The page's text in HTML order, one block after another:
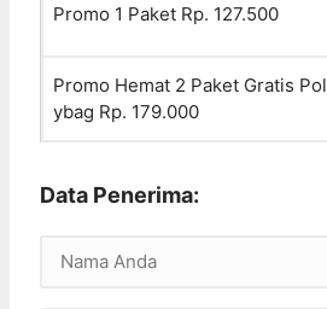
Promo 1 Paket Rp. 127.500
Promo Hemat 2 Paket Gratis Pol
ybag Rp. 179.000
Data Penerima: